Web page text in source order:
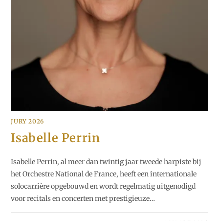
JURY 2026
Isabelle Perrin
Isabelle Perrin, al meer dan twintig jaar tweede harpiste bij
het Orchestre National de France, heeft een internationale
solocarrière opgebouwd en wordt regelmatig uitgenodigd
voor recitals en concerten met prestigieuze…